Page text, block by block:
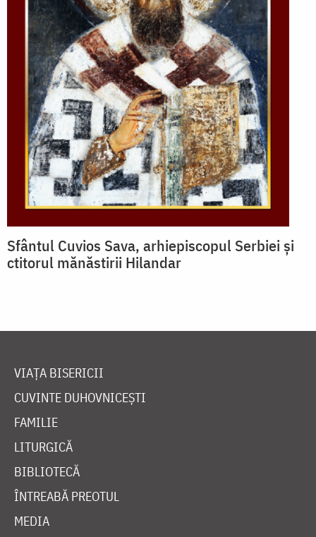
Sfântul Cuvios Sava, arhiepiscopul Serbiei și
ctitorul mănăstirii Hilandar
VIAȚA BISERICII
CUVINTE DUHOVNICEȘTI
FAMILIE
LITURGICĂ
BIBLIOTECĂ
ÎNTREABĂ PREOTUL
MEDIA